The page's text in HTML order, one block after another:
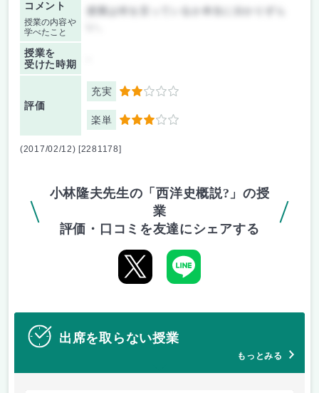
コメント
授業の内容や
学べたこと
授業を
受けた時期
評価
充実 2
楽単 3
(2017/02/12) [2281178]
小林隆夫先生の「西洋史概説?」の授
業
評価・口コミを友達にシェアする
出席を取らない授業
もっとみる